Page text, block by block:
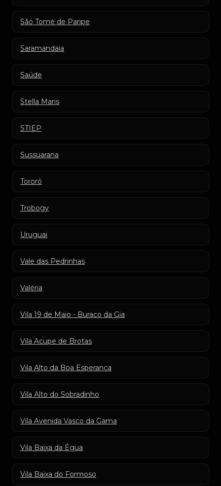
São Tomé de Paripe
Saramandaia
Saúde
Stella Maris
STIEP
Sussuarana
Tororó
Trobogy
Uruguai
Vale das Pedrinhas
Valéria
Vila 19 de Maio - Buraco da Gia
Vila Acupe de Brotas
Vila Alto da Boa Esperança
Vila Alto do Sobradinho
Vila Avenida Vasco da Gama
Vila Baixa da Égua
Vila Baixa do Formoso